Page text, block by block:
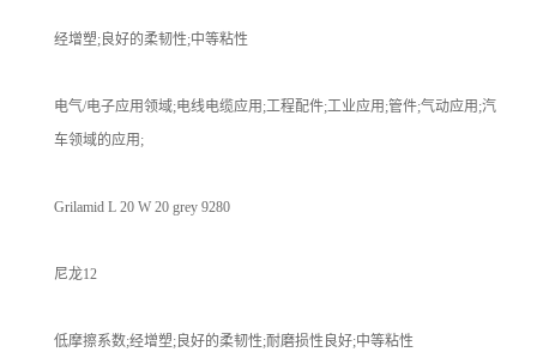
经增塑;良好的柔韧性;中等粘性
电气/电子应用领域;电线电缆应用;工程配件;工业应用;管件;气动应用;汽
车领域的应用;
Grilamid L 20 W 20 grey 9280
尼龙12
低摩擦系数;经增塑;良好的柔韧性;耐磨损性良好;中等粘性